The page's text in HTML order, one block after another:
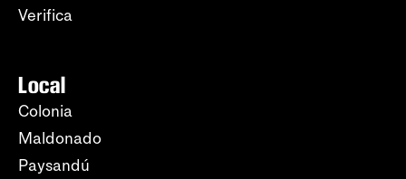
Verifica
Local
Colonia
Maldonado
Paysandú